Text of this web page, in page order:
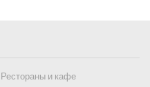
Рестораны и кафе